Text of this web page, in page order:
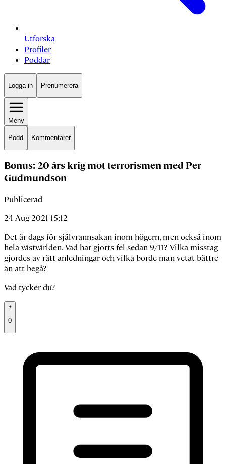
Utforska
Profiler
Poddar
Logga in Prenumerera
Meny
Podd Kommentarer
Bonus: 20 års krig mot terrorismen med Per
Gudmundson
Publicerad
24 Aug 2021 15:12
Det är dags för självrannsakan inom högern, men också inom
hela västvärlden. Vad har gjorts fel sedan 9/11? Vilka misstag
gjordes av rätt anledningar och vilka borde man vetat bättre
än att begå?
Vad tycker du?
0